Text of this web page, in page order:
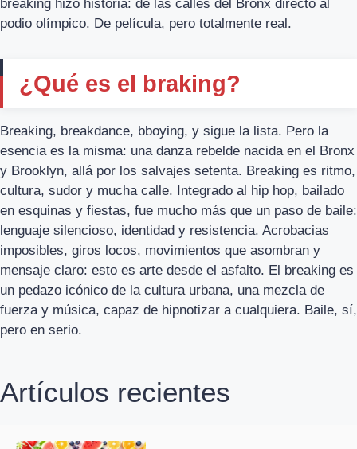
breaking hizo historia: de las calles del Bronx directo al
podio olímpico. De película, pero totalmente real.
¿Qué es el braking?
Breaking, breakdance, bboying, y sigue la lista. Pero la
esencia es la misma: una danza rebelde nacida en el Bronx
y Brooklyn, allá por los salvajes setenta. Breaking es ritmo,
cultura, sudor y mucha calle. Integrado al hip hop, bailado
en esquinas y fiestas, fue mucho más que un paso de baile:
lenguaje silencioso, identidad y resistencia. Acrobacias
imposibles, giros locos, movimientos que asombran y
mensaje claro: esto es arte desde el asfalto. El breaking es
un pedazo icónico de la cultura urbana, una mezcla de
fuerza y música, capaz de hipnotizar a cualquiera. Baile, sí,
pero en serio.
Artículos recientes